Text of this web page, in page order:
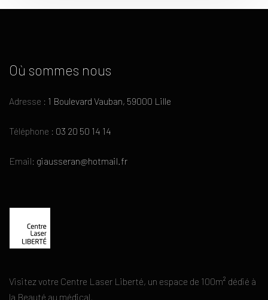
Où sommes nous
Adresse : 1 Boulevard Vauban, 59000 Lille
Téléphone : 03 20 50 14 14
Email: giausseran@hotmail.fr
Visitez votre Centre Laser Liberté, un espace de 100m² dédié à
la Beauté au médical.